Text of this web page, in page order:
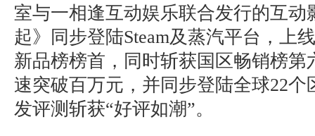
室与一相逢互动娱乐联合发行的互动
起》同步登陆Steam及蒸汽平台，上
新品榜榜首，同时斩获国区畅销榜第
速突破百万元，并同步登陆全球22
发评测斩获“好评如潮”。